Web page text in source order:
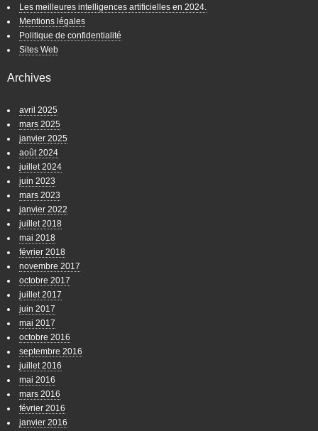
Les meilleures intelligences artificielles en 2024.
Mentions légales
Politique de confidentialité
Sites Web
Archives
avril 2025
mars 2025
janvier 2025
août 2024
juillet 2024
juin 2023
mars 2023
janvier 2022
juillet 2018
mai 2018
février 2018
novembre 2017
octobre 2017
juillet 2017
juin 2017
mai 2017
octobre 2016
septembre 2016
juillet 2016
mai 2016
mars 2016
février 2016
janvier 2016